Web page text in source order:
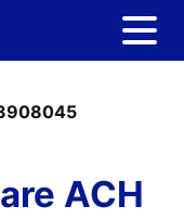
ACH